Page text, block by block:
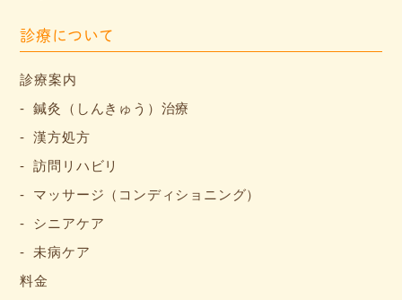
診療について
診療案内
鍼灸（しんきゅう）治療
漢方処方
訪問リハビリ
マッサージ（コンディショニング）
シニアケア
未病ケア
料金